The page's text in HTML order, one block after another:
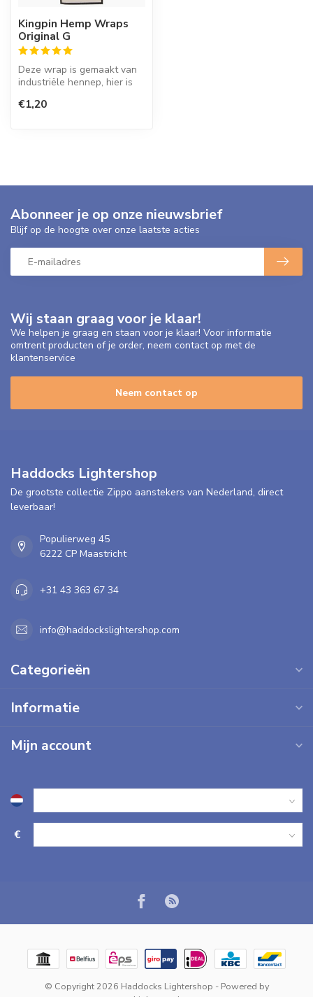
Kingpin Hemp Wraps
Original G
Deze wrap is gemaakt van
industriële hennep, hier is
€1,20
Wij staan graag voor je klaar!
We helpen je graag en staan voor je klaar! Voor informatie
omtrent producten of je order, neem contact op met de
klantenservice
Neem contact op
Abonneer je op onze nieuwsbrief
Blijf op de hoogte over onze laatste acties
Haddocks Lightershop
De grootste collectie Zippo aanstekers van Nederland, direct
leverbaar!
Populierweg 45
6222 CP Maastricht
+31 43 363 67 34
info@haddockslightershop.com
Categorieën
Informatie
Mijn account
€
© Copyright 2026 Haddocks Lightershop - Powered by